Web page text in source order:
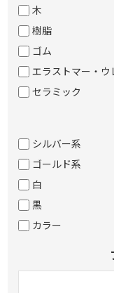
木
樹脂
ゴム
エラストマー・ウ
セラミック
シルバー系
ゴールド系
白
黒
カラー